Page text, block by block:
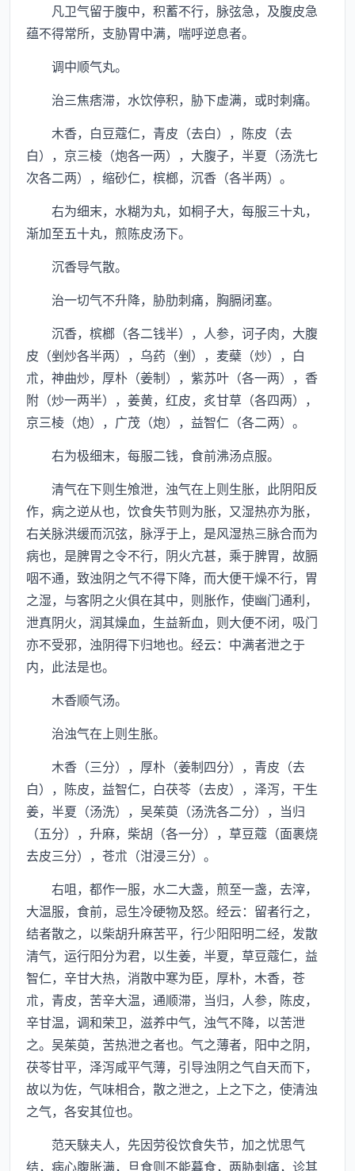
凡卫气留于腹中，积蓄不行，脉弦急，及腹皮急
蕴不得常所，支胁胃中满，喘呼逆息者。
调中顺气丸。
治三焦痞滞，水饮停积，胁下虚满，或时刺痛。
木香，白豆蔻仁，青皮（去白），陈皮（去
白），京三棱（炮各一两），大腹子，半夏（汤洗七
次各二两），缩砂仁，槟榔，沉香（各半两）。
右为细末，水糊为丸，如桐子大，每服三十丸，
渐加至五十丸，煎陈皮汤下。
沉香导气散。
治一切气不升降，胁肋刺痛，胸膈闭塞。
沉香，槟榔（各二钱半），人参，诃子肉，大腹
皮（剉炒各半两），乌药（剉），麦蘗（炒），白
朮，神曲炒，厚朴（姜制），紫苏叶（各一两），香
附（炒一两半），姜黄，红皮，炙甘草（各四两），
京三棱（炮），广茂（炮），益智仁（各二两）。
右为极细末，每服二钱，食前沸汤点服。
清气在下则生飧泄，浊气在上则生胀，此阴阳反
作，病之逆从也，饮食失节则为胀，又湿热亦为胀，
右关脉洪缓而沉弦，脉浮于上，是风湿热三脉合而为
病也，是脾胃之令不行，阴火亢甚，乘于脾胃，故膈
咽不通，致浊阴之气不得下降，而大便干燥不行，胃
之湿，与客阴之火俱在其中，则胀作，使幽门通利，
泄真阴火，润其燥血，生益新血，则大便不闭，吸门
亦不受邪，浊阴得下归地也。经云：中满者泄之于
内，此法是也。
木香顺气汤。
治浊气在上则生胀。
木香（三分），厚朴（姜制四分），青皮（去
白），陈皮，益智仁，白茯苓（去皮），泽泻，干生
姜，半夏（汤洗），吴茱萸（汤洗各二分），当归
（五分），升麻，柴胡（各一分），草豆蔻（面裹烧
去皮三分），苍朮（泔浸三分）。
右咀，都作一服，水二大盏，煎至一盏，去滓，
大温服，食前，忌生冷硬物及怒。经云：留者行之，
结者散之，以柴胡升麻苦平，行少阳阳明二经，发散
清气，运行阳分为君，以生姜，半夏，草豆蔻仁，益
智仁，辛甘大热，消散中寒为臣，厚朴，木香，苍
朮，青皮，苦辛大温，通顺滞，当归，人参，陈皮，
辛甘温，调和荣卫，滋养中气，浊气不降，以苦泄
之。吴茱萸，苦热泄之者也。气之薄者，阳中之阴，
茯苓甘平，泽泻咸平气薄，引导浊阴之气自天而下，
故以为佐，气味相合，散之泄之，上之下之，使清浊
之气，各安其位也。
范天騋夫人，先因劳役饮食失节，加之忧思气
结，病心腹胀满，旦食则不能暮食，两胁刺痛，诊其